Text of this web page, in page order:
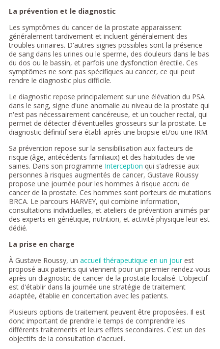
La prévention et le diagnostic
Les symptômes du cancer de la prostate apparaissent
généralement tardivement et incluent généralement des
troubles urinaires. D'autres signes possibles sont la présence
de sang dans les urines ou le sperme, des douleurs dans le bas
du dos ou le bassin, et parfois une dysfonction érectile. Ces
symptômes ne sont pas spécifiques au cancer, ce qui peut
rendre le diagnostic plus difficile.
Le diagnostic repose principalement sur une élévation du PSA
dans le sang, signe d'une anomalie au niveau de la prostate qui
n'est pas nécessairement cancéreuse, et un toucher rectal, qui
permet de détecter d'éventuelles grosseurs sur la prostate. Le
diagnostic définitif sera établi après une biopsie et/ou une IRM.
Sa prévention repose sur la sensibilisation aux facteurs de
risque (âge, antécédents familiaux) et des habitudes de vie
saines. Dans son programme Interception qui s’adresse aux
personnes à risques augmentés de cancer, Gustave Roussy
propose une journée pour les hommes à risque accru de
cancer de la prostate. Ces hommes sont porteurs de mutations
BRCA. Le parcours HARVEY, qui combine information,
consultations individuelles, et ateliers de prévention animés par
des experts en génétique, nutrition, et activité physique leur est
dédié.
La prise en charge
À Gustave Roussy, un accueil thérapeutique en un jourest
proposé aux patients qui viennent pour un premier rendez-vous
après un diagnostic de cancer de la prostate localisé. L’objectif
est d'établir dans la journée une stratégie de traitement
adaptée, établie en concertation avec les patients.
Plusieurs options de traitement peuvent être proposées. Il est
donc important de prendre le temps de comprendre les
différents traitements et leurs effets secondaires. C'est un des
objectifs de la consultation d'accueil.